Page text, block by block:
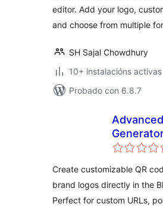
editor. Add your logo,
and choose from multiple
SH Sajal Chowdhury
10+ instalacións activas
Probado con 6.8.7
Create customizable QR
brand logos directly in the
Perfect for custom URLs,